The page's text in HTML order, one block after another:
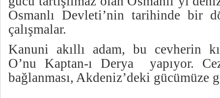
Osmanlı Devleti’nin tarihinde bir
çalışmalar.
Kanuni akıllı adam, bu cevherin
O’nu Kaptan-ı Derya yapıyor.
bağlanması, Akdeniz’deki gücümüze